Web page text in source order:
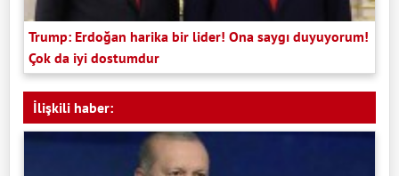
Trump: Erdoğan harika bir lider! Ona saygı duyuyorum!
Çok da iyi dostumdur
İlişkili haber: